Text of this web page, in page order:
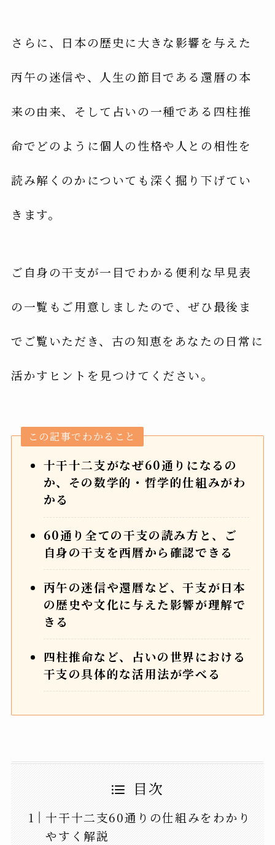
さらに、日本の歴史に大きな影響を与えた
丙午の迷信や、人生の節目である還暦の本
来の由来、そして占いの一種である四柱推
命でどのように個人の性格や人との相性を
読み解くのかについても深く掘り下げてい
きます。
ご自身の干支が一目でわかる便利な早見表
の一覧もご用意しましたので、ぜひ最後ま
でご覧いただき、古の知恵をあなたの日常に
活かすヒントを見つけてください。
この記事でわかること
十干十二支がなぜ60通りになるの
か、その数学的・哲学的仕組みがわ
かる
60通り全ての干支の読み方と、ご
自身の干支を西暦から確認できる
丙午の迷信や還暦など、干支が日本
の歴史や文化に与えた影響が理解で
きる
四柱推命など、占いの世界における
干支の具体的な活用法が学べる
目次
十干十二支60通りの仕組みをわかり
やすく解説